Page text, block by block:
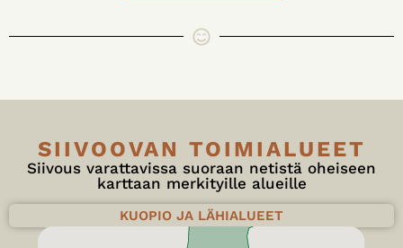
SIIVOOVAN TOIMIALUEET
Siivous varattavissa suoraan netistä oheiseen
karttaan merkityille alueille
KUOPIO JA LÄHIALUEET